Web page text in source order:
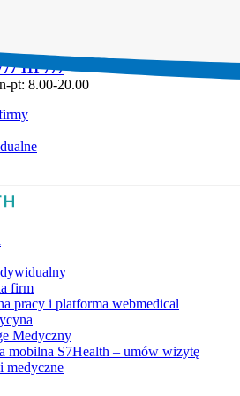
111 777
pt: 8.00-20.00
firm
pracy i platforma webmedical
Medyczny
mobilna S7Health – umów wizytę
medyczne